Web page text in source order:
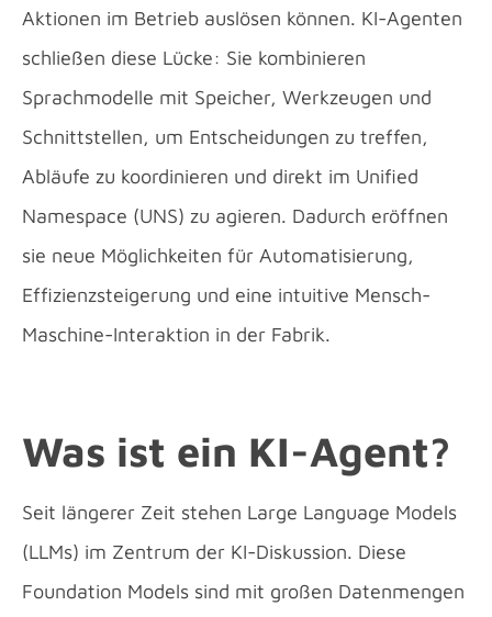
Aktionen im Betrieb auslösen können. KI-Agenten
schließen diese Lücke: Sie kombinieren
Sprachmodelle mit Speicher, Werkzeugen und
Schnittstellen, um Entscheidungen zu treffen,
Abläufe zu koordinieren und direkt im Unified
Namespace (UNS) zu agieren. Dadurch eröffnen
sie neue Möglichkeiten für Automatisierung,
Effizienzsteigerung und eine intuitive Mensch-
Maschine-Interaktion in der Fabrik.
Was ist ein KI-Agent?
Seit längerer Zeit stehen Large Language Models
(LLMs) im Zentrum der KI-Diskussion. Diese
Foundation Models sind mit großen Datenmengen